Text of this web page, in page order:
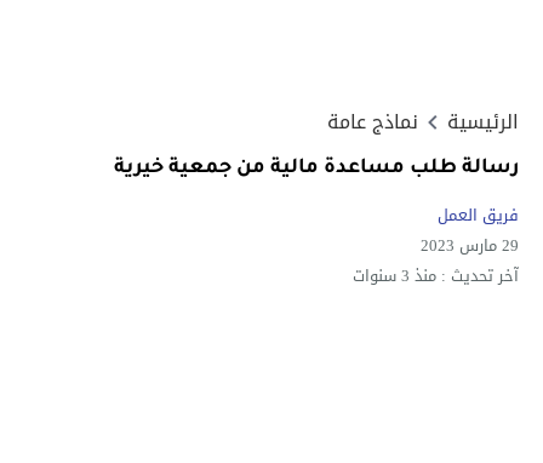
الرئيسية نماذج عامة
رسالة طلب مساعدة مالية من جمعية خيرية
فريق العمل
29 مارس 2023
آخر تحديث : منذ 3 سنوات